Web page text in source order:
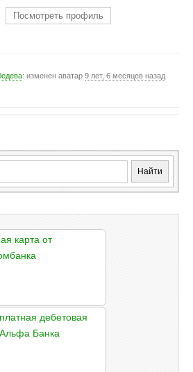
Посмотреть профиль
: изменен аватар 9 лет, 6 месяцев назад